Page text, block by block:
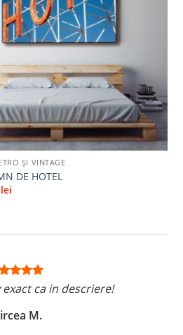
ȘI VINTAGE
DE HOTEL
lei
ca in descriere!
M.